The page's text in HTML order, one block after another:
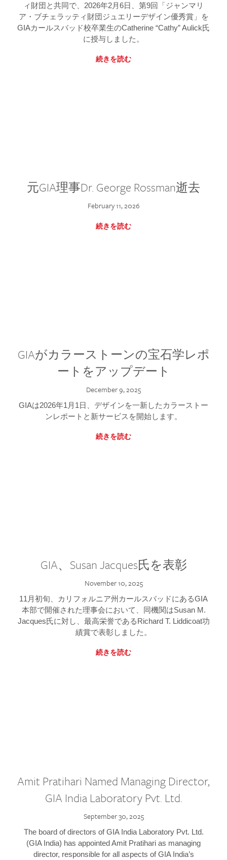
ィ財団と共同で、2026年2月6日、第9回「ジャンマリ
ア・ブチェラッティ財団ジュエリーデザイン優秀賞」を
GIAカールスバッド校卒業生のCatherine “Cathy” Aulick氏
に授与しました。
続きを読む
元GIA理事Dr. George Rossman逝去
February 11, 2026
続きを読む
GIAがカラーストーンの宝石学レポ
ートをアップデート
December 9, 2025
GIAは2026年1月1日、デザインを一新したカラーストー
ンレポートと新サービスを開始します。
続きを読む
GIA、Susan Jacques氏を表彰
November 10, 2025
11月初旬、カリフォルニア州カールスバッドにあるGIA
本部で開催された理事会において、同機関はSusan M.
Jacques氏に対し、最高栄誉であるRichard T. Liddicoat功
績賞で表彰しました。
続きを読む
Amit Pratihari Named Managing Director,
GIA India Laboratory Pvt. Ltd.
September 30, 2025
The board of directors of GIA India Laboratory Pvt. Ltd.
(GIA India) has appointed Amit Pratihari as managing
director, responsible for all aspects of GIA India’s